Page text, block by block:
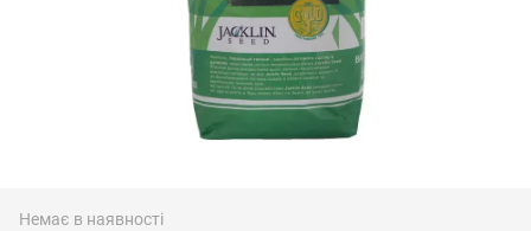
Немає в наявності